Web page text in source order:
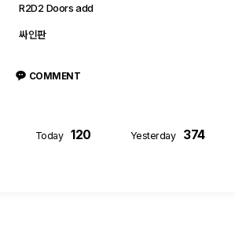
R2D2 Doors add
싸인판
COMMENT
Today 120 Yesterday 374